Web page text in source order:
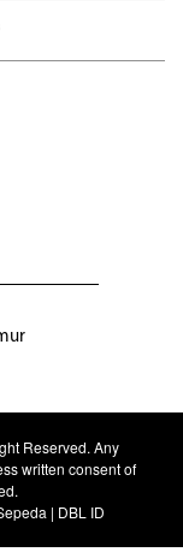
Reserved. Any
written consent of
| DBL ID